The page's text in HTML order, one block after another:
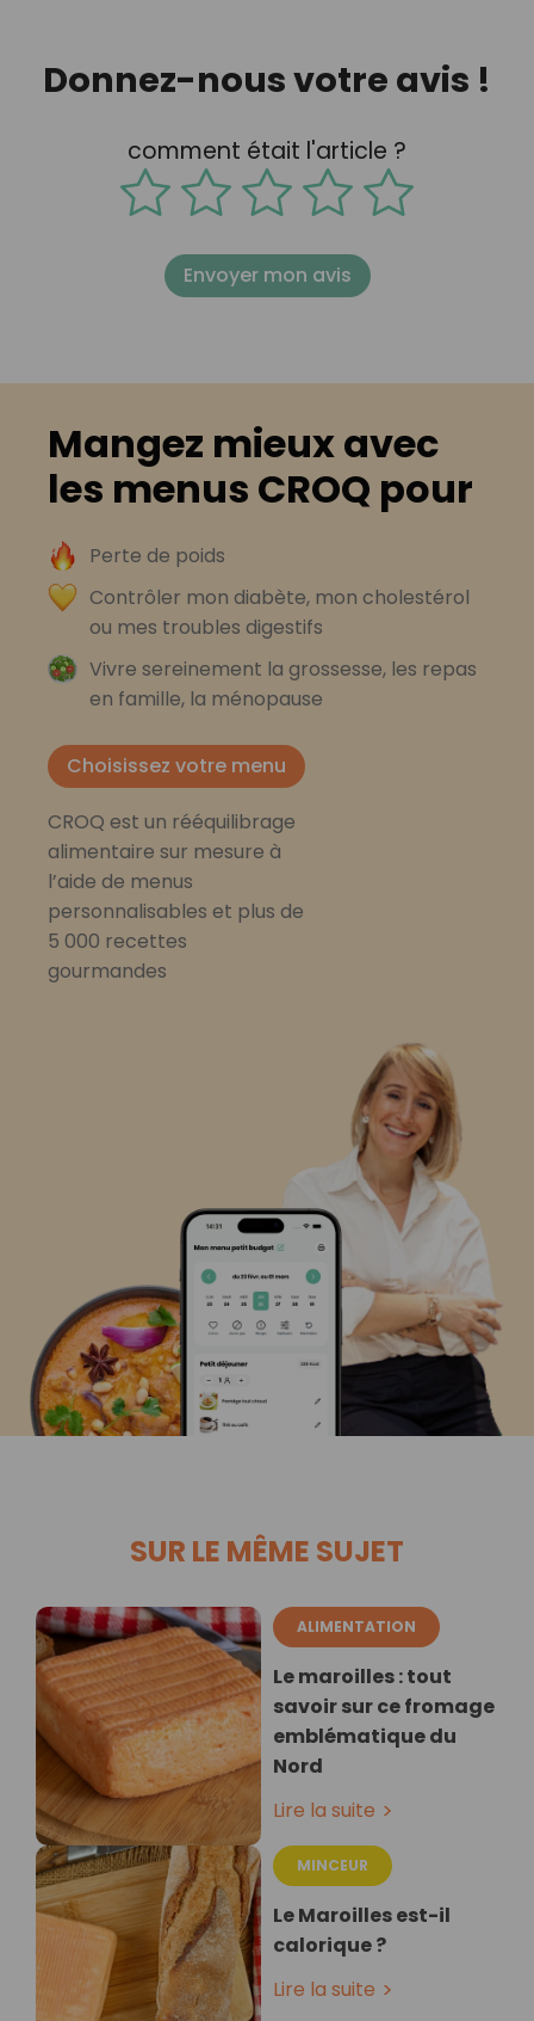
Donnez-nous votre avis !
comment était l'article ?
Envoyer mon avis
Mangez mieux avec
les menus CROQ pour
Perte de poids
Contrôler mon diabète, mon cholestérol
ou mes troubles digestifs
Vivre sereinement la grossesse, les repas
en famille, la ménopause
Choisissez votre menu
CROQ est un rééquilibrage
alimentaire sur mesure à
l’aide de menus
personnalisables et plus de
5 000 recettes
gourmandes
SUR LE MÊME SUJET
ALIMENTATION
Le maroilles : tout
savoir sur ce fromage
emblématique du
Nord
Lire la suite
MINCEUR
Le Maroilles est-il
calorique ?
Lire la suite